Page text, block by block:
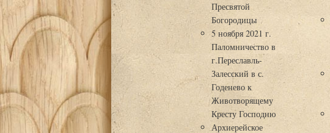
Пресвятой
Богородицы
5 ноября 2021 г.
Паломничество в
г.Переславль-
Залесский в с.
Годенево к
Животворящему
Кресту Господню
Архиерейское